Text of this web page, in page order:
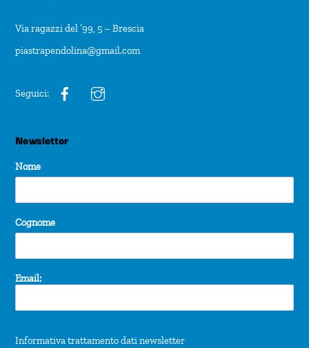
Via ragazzi del ’99, 5 – Brescia
piastrapendolina@gmail.com
Seguici:
Newsletter
Nome
Cognome
Email:
Informativa trattamento dati newsletter